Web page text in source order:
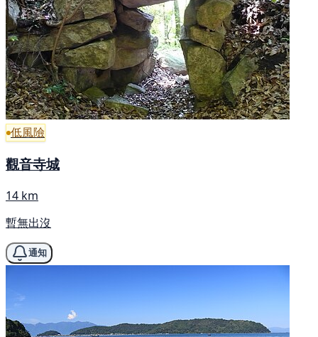
低風險
觀音寺城
14 km
暫無出沒
通知